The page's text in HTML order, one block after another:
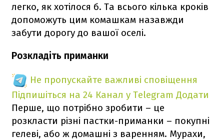
легко, як хотілося б. Та всього кілька кроків
допоможуть цим комашкам назавжди
забути дорогу до вашої оселі.
Розкладіть приманки
Не пропускайте важливі сповіщення
Підпишіться на 24 Канал у Telegram Додати
Перше, що потрібно зробити – це
розкласти різні пастки-приманки – покупні
гелеві, або ж домашні з варенням. Мурахи,